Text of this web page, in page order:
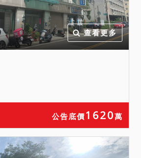
工程受益費、重劃工程費、
差額地價或其他稅捐、費
用。得標後應自行處理相關
事務，不得以任何理由要求
法持本院核發之權利移轉證
書辦理所有權登記，且需承
擔被拆除之風險。另本件增
建物以建物現況拍賣，當事
人及拍定人均不得以面積不
查看更多
公告底價 1620萬